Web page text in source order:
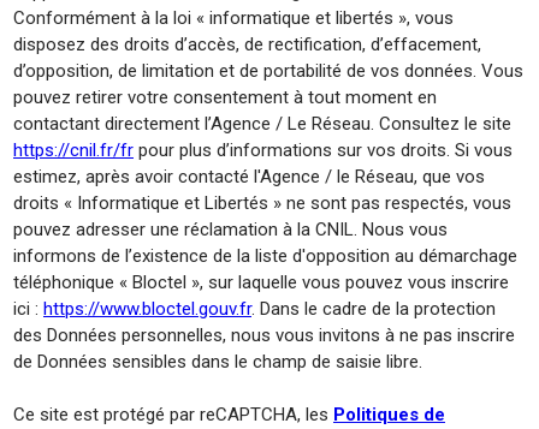
Conformément à la loi « informatique et libertés », vous
disposez des droits d’accès, de rectification, d’effacement,
d’opposition, de limitation et de portabilité de vos données. Vous
pouvez retirer votre consentement à tout moment en
contactant directement l’Agence / Le Réseau. Consultez le site
https://cnil.fr/fr pour plus d’informations sur vos droits. Si vous
estimez, après avoir contacté l'Agence / le Réseau, que vos
droits « Informatique et Libertés » ne sont pas respectés, vous
pouvez adresser une réclamation à la CNIL. Nous vous
informons de l’existence de la liste d'opposition au démarchage
téléphonique « Bloctel », sur laquelle vous pouvez vous inscrire
ici : https://www.bloctel.gouv.fr. Dans le cadre de la protection
des Données personnelles, nous vous invitons à ne pas inscrire
de Données sensibles dans le champ de saisie libre.
Ce site est protégé par reCAPTCHA, les Politiques de